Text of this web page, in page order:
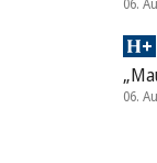
06.
06.